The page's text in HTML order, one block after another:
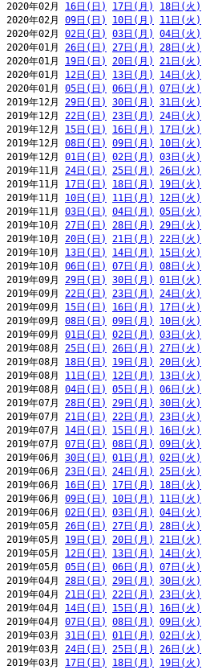
2020年02月 16日(日) 17日(月) 18日(火)
2020年02月 09日(日) 10日(月) 11日(火)
2020年02月 02日(日) 03日(月) 04日(火)
2020年01月 26日(日) 27日(月) 28日(火)
2020年01月 19日(日) 20日(月) 21日(火)
2020年01月 12日(日) 13日(月) 14日(火)
2020年01月 05日(日) 06日(月) 07日(火)
2019年12月 29日(日) 30日(月) 31日(火)
2019年12月 22日(日) 23日(月) 24日(火)
2019年12月 15日(日) 16日(月) 17日(火)
2019年12月 08日(日) 09日(月) 10日(火)
2019年12月 01日(日) 02日(月) 03日(火)
2019年11月 24日(日) 25日(月) 26日(火)
2019年11月 17日(日) 18日(月) 19日(火)
2019年11月 10日(日) 11日(月) 12日(火)
2019年11月 03日(日) 04日(月) 05日(火)
2019年10月 27日(日) 28日(月) 29日(火)
2019年10月 20日(日) 21日(月) 22日(火)
2019年10月 13日(日) 14日(月) 15日(火)
2019年10月 06日(日) 07日(月) 08日(火)
2019年09月 29日(日) 30日(月) 01日(火)
2019年09月 22日(日) 23日(月) 24日(火)
2019年09月 15日(日) 16日(月) 17日(火)
2019年09月 08日(日) 09日(月) 10日(火)
2019年09月 01日(日) 02日(月) 03日(火)
2019年08月 25日(日) 26日(月) 27日(火)
2019年08月 18日(日) 19日(月) 20日(火)
2019年08月 11日(日) 12日(月) 13日(火)
2019年08月 04日(日) 05日(月) 06日(火)
2019年07月 28日(日) 29日(月) 30日(火)
2019年07月 21日(日) 22日(月) 23日(火)
2019年07月 14日(日) 15日(月) 16日(火)
2019年07月 07日(日) 08日(月) 09日(火)
2019年06月 30日(日) 01日(月) 02日(火)
2019年06月 23日(日) 24日(月) 25日(火)
2019年06月 16日(日) 17日(月) 18日(火)
2019年06月 09日(日) 10日(月) 11日(火)
2019年06月 02日(日) 03日(月) 04日(火)
2019年05月 26日(日) 27日(月) 28日(火)
2019年05月 19日(日) 20日(月) 21日(火)
2019年05月 12日(日) 13日(月) 14日(火)
2019年05月 05日(日) 06日(月) 07日(火)
2019年04月 28日(日) 29日(月) 30日(火)
2019年04月 21日(日) 22日(月) 23日(火)
2019年04月 14日(日) 15日(月) 16日(火)
2019年04月 07日(日) 08日(月) 09日(火)
2019年03月 31日(日) 01日(月) 02日(火)
2019年03月 24日(日) 25日(月) 26日(火)
2019年03月 17日(日) 18日(月) 19日(火)